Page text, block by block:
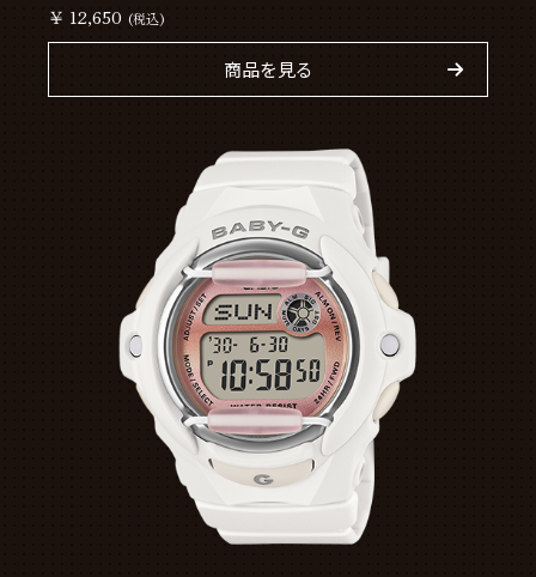
￥ 12,650 (税込)
商品を見る